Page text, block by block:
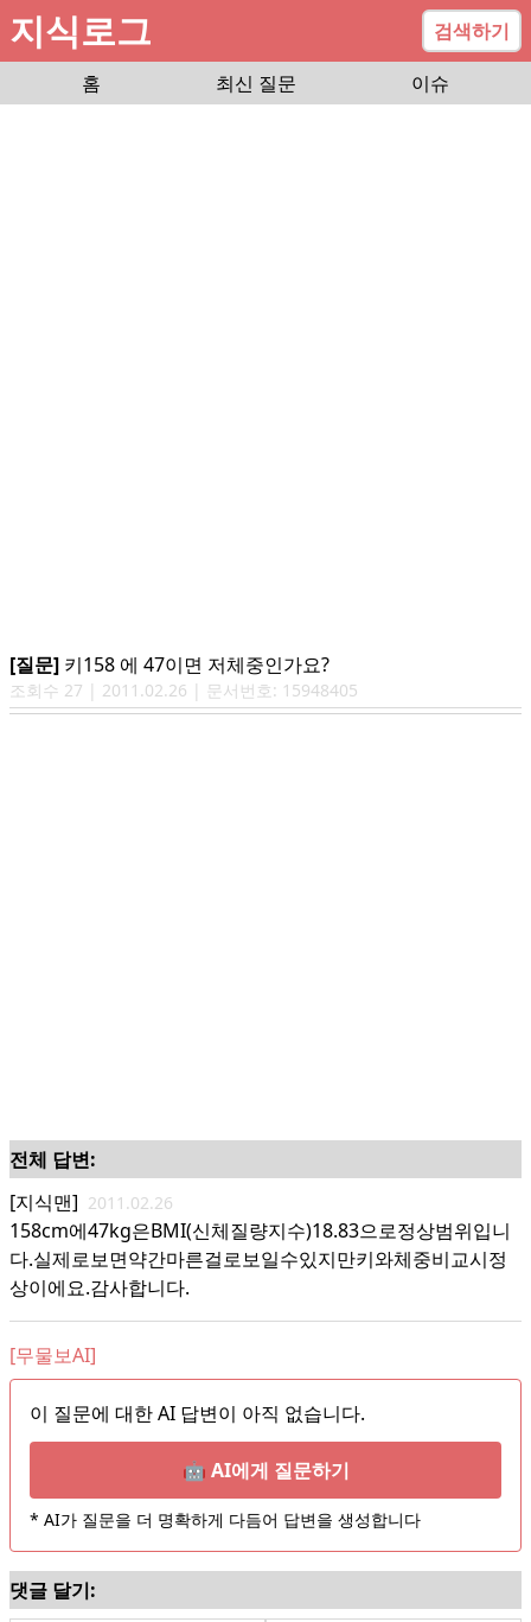
지식로그
검색하기
홈
최신 질문 이슈
[질문] 키158 에 47이면 저체중인가요?
조회수 27 | 2011.02.26 | 문서번호: 15948405
전체 답변:
[지식맨] 2011.02.26
158cm에47kg은BMI(신체질량지수)18.83으로정상범위입니
다.실제로보면약간마른걸로보일수있지만키와체중비교시정
상이에요.감사합니다.
[무물보AI]
이 질문에 대한 AI 답변이 아직 없습니다.
🤖 AI에게 질문하기
* AI가 질문을 더 명확하게 다듬어 답변을 생성합니다
댓글 달기: